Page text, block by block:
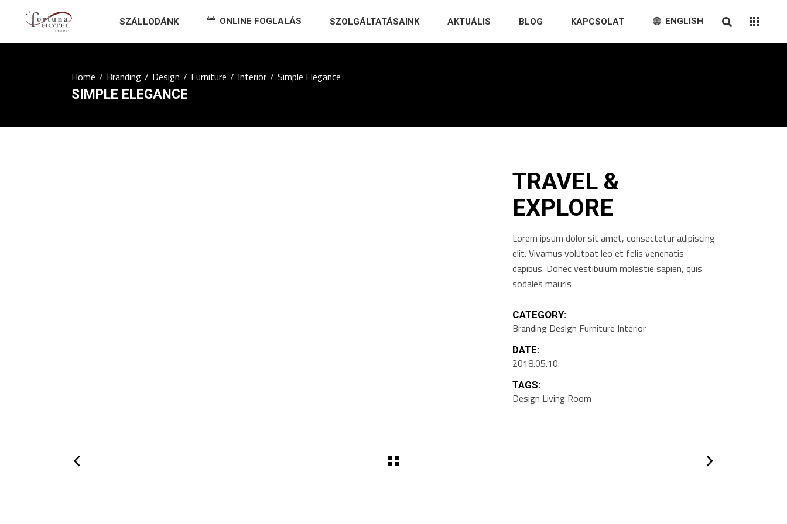
SZÁLLODÁNK ONLINE FOGLALÁS SZOLGÁLTATÁSAINK AKTUÁLIS BLOG KAPCSOLAT ENGLISH
Home/Branding/Design/Furniture/Interior/Simple Elegance
SIMPLE ELEGANCE
TRAVEL &
EXPLORE
Lorem ipsum dolor sit amet, consectetur adipiscing
elit. Vivamus volutpat leo et felis venenatis
dapibus. Donec vestibulum molestie sapien, quis
sodales mauris
CATEGORY:
Branding Design Furniture Interior
DATE:
2018.05.10.
TAGS:
Design Living Room